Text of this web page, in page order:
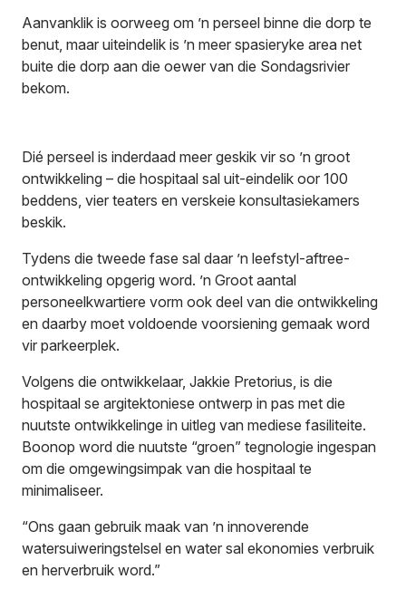
Aanvanklik is oorweeg om ’n perseel binne die dorp te
benut, maar uiteindelik is ’n meer spasieryke area net
buite die dorp aan die oewer van die Sondagsrivier
bekom.
Dié perseel is inderdaad meer geskik vir so ’n groot
ontwikkeling – die hospitaal sal uit-eindelik oor 100
beddens, vier teaters en verskeie konsultasiekamers
beskik.
Tydens die tweede fase sal daar ’n leefstyl-aftree-
ontwikkeling opgerig word. ’n Groot aantal
personeelkwartiere vorm ook deel van die ontwikkeling
en daarby moet voldoende voorsiening gemaak word
vir parkeerplek.
Volgens die ontwikkelaar, Jakkie Pretorius, is die
hospitaal se argitektoniese ontwerp in pas met die
nuutste ontwikkelinge in uitleg van mediese fasiliteite.
Boonop word die nuutste “groen” tegnologie ingespan
om die omgewingsimpak van die hospitaal te
minimaliseer.
“Ons gaan gebruik maak van ’n innoverende
watersuiweringstelsel en water sal ekonomies verbruik
en herverbruik word.”